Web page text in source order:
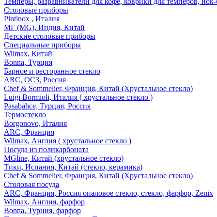
Столовые приборы
Pintinox , Италия
МГ (MG), Индия, Китай
Детские столовые приборы
Специальные приборы
Wilmax, Китай
Bonna, Турция
Барное и ресторанное стекло
ARC, ОСЗ, Россия
Chef & Sommelier, Франция, Китай (Хрустальное стекло)
Luigi Bormioli, Италия ( хрустальное стекло )
Pasabahce, Турция, Россия
Термостекло
Borgonovo, Италия
ARC, Франция
Wilmax, Англия ( хрустальное стекло )
Посуда из поликарбоната
MGline, Китай (хрустальное стекло)
Тики, Испания, Китай (стекло, керамика)
Chef & Sommelier, Франция, Китай (Хрустальное стекло)
Столовая посуда
ARC, Франция, Россия опаловое стекло, стекло, фарфор, Zenix
Wilmax, Англия, фарфор
Bonna, Турция, фарфор